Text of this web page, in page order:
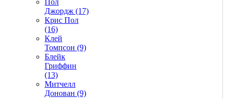
Джордж (17)
Крис Пол
(16)
Клей
Томпсон (9)
Блейк
Гриффин
(13)
Митчелл
Донован (9)